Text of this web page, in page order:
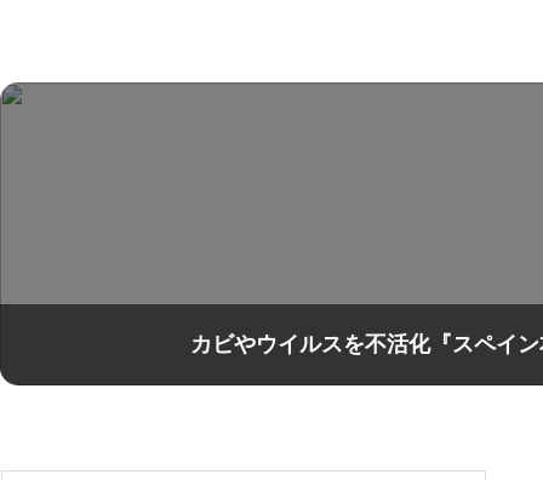
カビやウイルスを不活化『スペイ